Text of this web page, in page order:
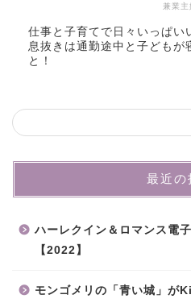
兼業主
仕事と子育てで日々いっぱい
息抜きは通勤途中と子どもが
と！
最近の
ハーレクイン＆ロマンス電
【2022】
モンゴメリの「青い城」